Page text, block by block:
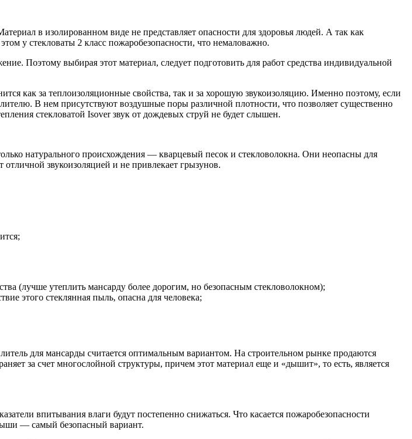
в изолированном виде не представляет опасности для здоровья людей. А так как
у стекловаты 2 класс пожаробезопасности, что немаловажно.
Поэтому выбирая этот материал, следует подготовить для работ средства индивидуальной
как за теплоизоляционные свойства, так и за хорошую звукоизоляцию. Именно поэтому, если
В нем присутствуют воздушные поры различной плотности, что позволяет существенно
стекловатой Isover звук от дождевых струй не будет слышен.
натурального происхождения — кварцевый песок и стекловолокна. Они неопасны для
звукоизоляцией и не привлекает грызунов.
(лучше утеплить мансарду более дорогим, но безопасным стекловолокном);
этого стеклянная пыль, опасна для человека;
для мансарды считается оптимальным вариантом. На строительном рынке продаются
за счет многослойной структуры, причем этот материал еще и «дышит», то есть, является
впитывания влаги будут постепенно снижаться. Что касается пожаробезопасности
— самый безопасный вариант.